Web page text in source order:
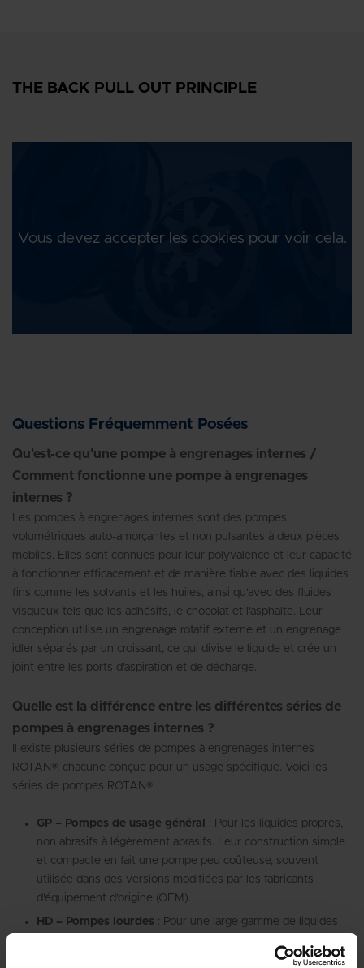
THE BACK PULL OUT PRINCIPLE
Vous devez accepter les cookies pour voir cela.
Questions Fréquemment Posées
Qu'est-ce qu'une pompe à engrenages internes /
Comment fonctionne une pompe à engrenages
internes ?
Les pompes à engrenages internes sont des pompes
volumétriques auto-amorçantes et non pulsantes à deux pièces
mobiles. Elles sont connues pour leur polyvalence et leur capacité
à fonctionner efficacement et de manière fiable avec des liquides
fins comme les solvants et les huiles, ainsi qu'avec des fluides
visqueux tels que les adhésifs, le chocolat et l'asphalte. Leur
conception utilise un engrenage rotatif externe et un engrenage
idler séparés par un croissant, ce qui divise le liquide et crée un
joint entre les ports d'aspiration et de décharge.
Quelle est la différence entre les différentes séries de
pompes à engrenages internes ?
Il existe plusieurs séries de pompes à engrenages internes
ROTAN®, chacune conçue pour un usage spécifique. Voici les
séries de pompes ROTAN® :
GP – Pompes de usage général
: Pour les liquides propres,
non abrasifs à légèrement abrasifs. Leur construction simple
et compacte en fait une pompe peu coûteuse, souvent
utilisée dans des versions modifiées par les fabricants
d'équipement d'origine (OEM).
HD – Pompes lourdes : Pour une large gamme de liquides
spécialement conçues pour des applications exigeantes et